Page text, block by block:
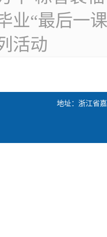
业“最后
活动
地址：浙江省